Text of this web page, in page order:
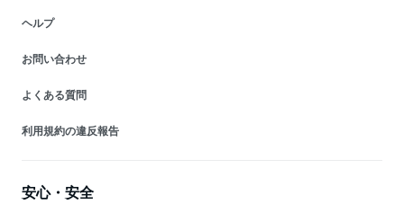
ヘルプ
お問い合わせ
よくある質問
利用規約の違反報告
安心・安全